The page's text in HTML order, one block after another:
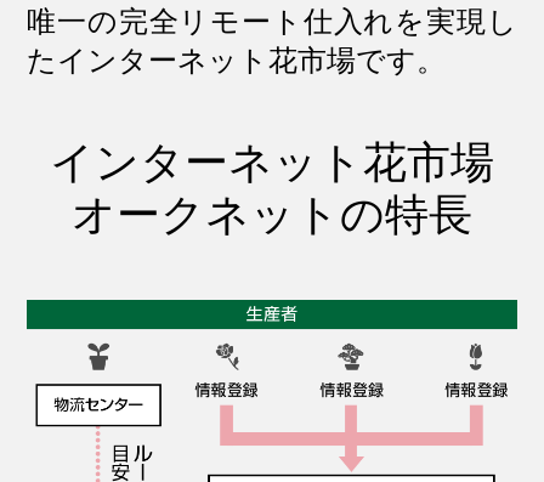
唯一の完全リモート仕入れを実現し
たインターネット花市場です。
インターネット花市場
オークネットの特長